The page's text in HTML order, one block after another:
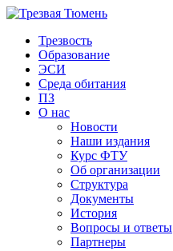
Трезвость
Образование
ЭСИ
Среда обитания
ПЗ
О нас
Новости
Наши издания
Курс ФТУ
Об организации
Структура
Документы
История
Вопросы и ответы
Партнеры